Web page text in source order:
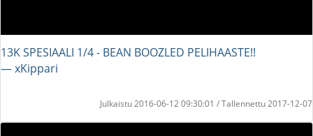
13K SPESIAALI 1/4 - BEAN BOOZLED PELIHAASTE!!
― xKippari
Julkaistu 2016-06-12 09:30:01 / Tallennettu 2017-12-07